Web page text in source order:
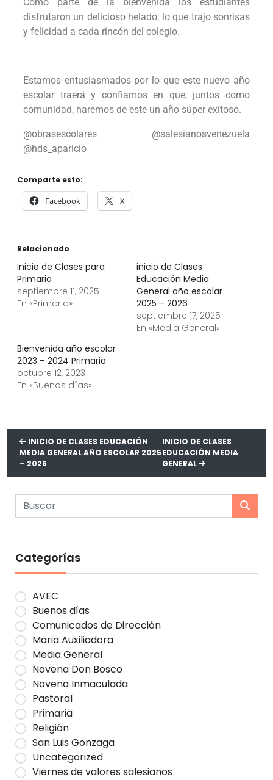
disfrutaron un delicioso helado, lo que trajo sonrisas
y felicidad a cada rincón del colegio.
Estamos entusiasmados por lo que este nuevo año
escolar traerá y confiamos en que, juntos como
comunidad, haremos de este un año súper exitoso.
@obrasescolares @salesianosvenezuela
@hds_aparicio
Comparte esto:
Facebook X
Relacionado
Inicio de Clases para
Primaria
septiembre 11, 2025
En «Primaria»
inicio de Clases
Educación Media
General año escolar
2025 – 2026
septiembre 17, 2025
En «Media General»
Bienvenida año escolar
2023 – 2024 Primaria
octubre 12, 2023
En «Buenos días»
INICIO DE CLASES EDUCACIÓN
MEDIA GENERAL AÑO ESCOLAR 2025
– 2026
INICIO DE CLASES
EDUCACIÓN MEDIA
GENERAL
Categorías
AVEC
Buenos días
Comunicados de Dirección
Maria Auxiliadora
Media General
Novena Don Bosco
Novena Inmaculada
Pastoral
Primaria
Religión
San Luis Gonzaga
Uncategorized
Viernes de valores salesianos